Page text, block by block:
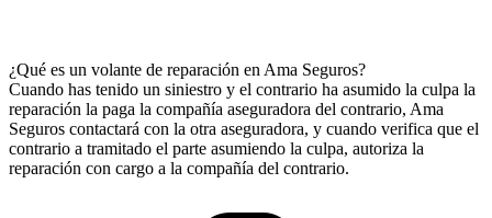
¿Qué es un volante de reparación en Ama Seguros?
Cuando has tenido un siniestro y el contrario ha asumido la culpa la
reparación la paga la compañía aseguradora del contrario, Ama
Seguros contactará con la otra aseguradora, y cuando verifica que el
contrario a tramitado el parte asumiendo la culpa, autoriza la
reparación con cargo a la compañía del contrario.